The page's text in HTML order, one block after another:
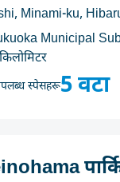
Minami-ku,
Municipal
स्पेसहरू5 वटा